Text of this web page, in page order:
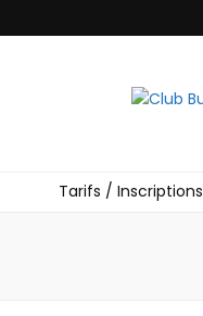
Tarifs / Inscriptions